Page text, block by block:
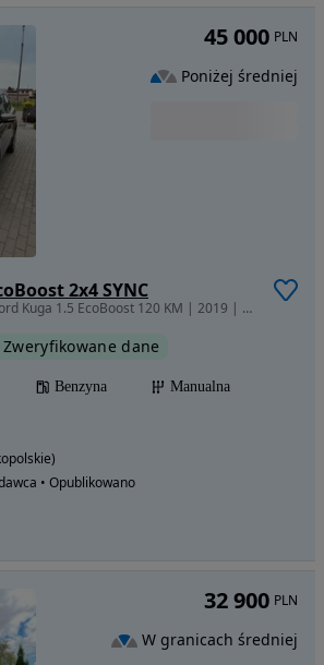
2x4 SYNC
1498 cm3 • 120 KM • Ford Kuga 1.5 EcoBoost 120 KM | 2019 | 76 183 km | Benzyna
Zweryfikowane dane
Benzyna
Manualna
• Opublikowano
45 000 PLN
Poniżej średniej
32 900 PLN
W granicach średniej